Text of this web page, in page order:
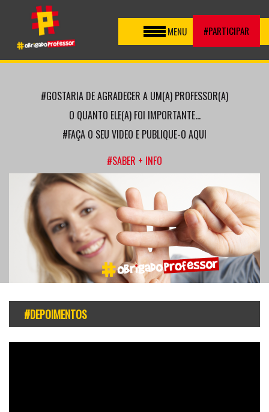
#PARTICIPAR
Toggle
navigation
MENU
#GOSTARIA DE AGRADECER A UM(A) PROFESSOR(A)
O QUANTO ELE(A) FOI IMPORTANTE...
#FAÇA O SEU VIDEO E PUBLIQUE-O AQUI
#SABER + INFO
#DEPOIMENTOS